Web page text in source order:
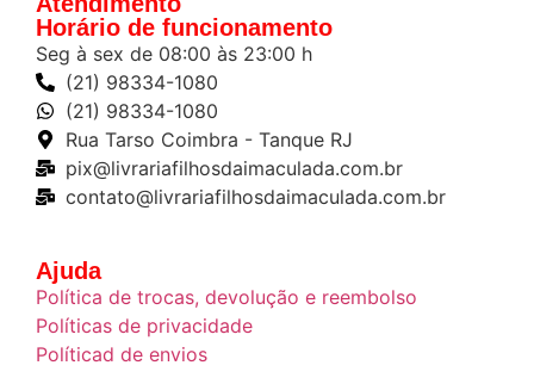
Horário de funcionamento
Seg à sex de 08:00 às 23:00 h
(21) 98334-1080
(21) 98334-1080
Rua Tarso Coimbra - Tanque RJ
pix@livrariafilhosdaimaculada.com.br
contato@livrariafilhosdaimaculada.com.br
Ajuda
Política de trocas, devolução e reembolso
Políticas de privacidade
Políticad de envios